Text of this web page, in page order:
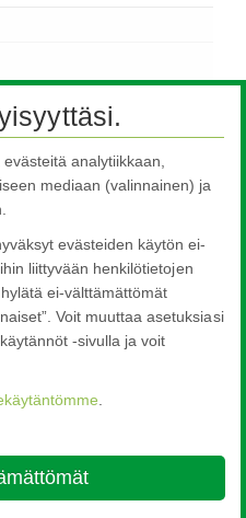
analytiikkaan,
mediaan (valinnainen) ja
evästeiden käytön ei-
liittyvään henkilötietojen
ei-välttämättömät
Voit muuttaa asetuksiasi
-sivulla ja voit